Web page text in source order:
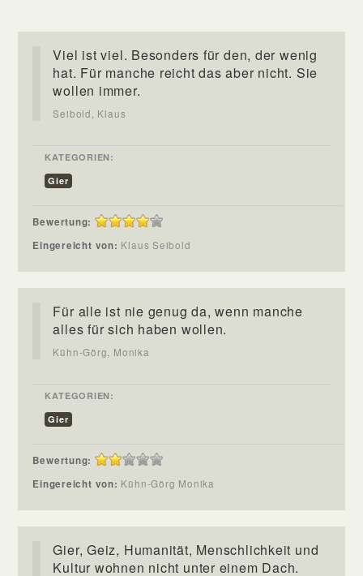
Viel ist viel. Besonders für den, der wenig
hat. Für manche reicht das aber nicht. Sie
wollen immer.
Seibold, Klaus
KATEGORIEN:
Gier
Bewertung:
Eingereicht von: Klaus Seibold
Für alle ist nie genug da, wenn manche
alles für sich haben wollen.
Kühn-Görg, Monika
KATEGORIEN:
Gier
Bewertung:
Eingereicht von: Kühn-Görg Monika
Gier, Geiz, Humanität, Menschlichkeit und
Kultur wohnen nicht unter einem Dach.